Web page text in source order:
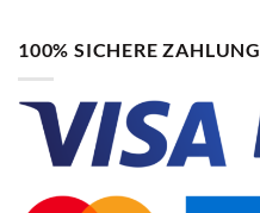
100% SICHERE ZAHLUNG